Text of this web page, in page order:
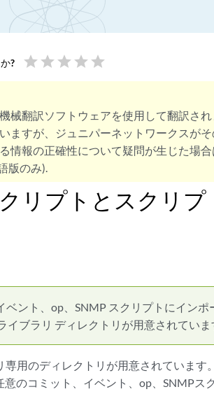
? star star star star star
械翻訳ソフトウェアを使用して翻訳さ
ますが、ジュニパーネットワークスが
情報の正確性について疑問が生じた場合
版のみ).
リプトとスクリプ
ベント、op、SNMP スクリプトにイン
ブラリ ディレクトリが用意されていま
専用のディレクトリが用意されています
のコミット、イベント、op、SNMPス